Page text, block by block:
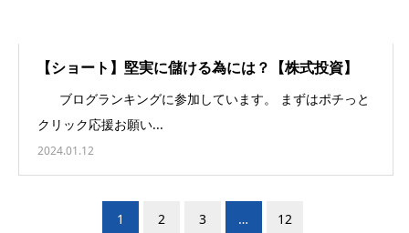
【ショート】堅実に儲ける為には？【株式投資】
ブログランキングに参加しています。 まずはポチっと
クリック応援お願い...
2024.01.12
1 2 3 … 12